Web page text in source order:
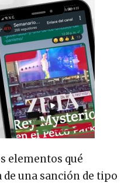
elementos qué
una sanción de tipo